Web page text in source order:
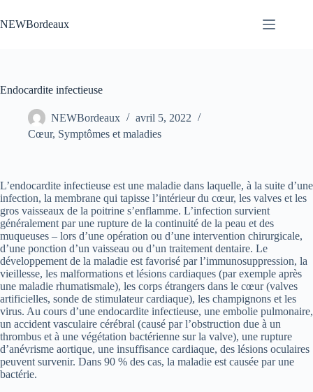
au
contenu
NEWBordeaux
Endocardite infectieuse
NEWBordeaux
avril 5, 2022
Cœur, Symptômes et maladies
L’endocardite infectieuse est une maladie dans laquelle, à la suite d’une
infection, la membrane qui tapisse l’intérieur du cœur, les valves et les
gros vaisseaux de la poitrine s’enflamme. L’infection survient
généralement par une rupture de la continuité de la peau et des
muqueuses – lors d’une opération ou d’une intervention chirurgicale,
d’une ponction d’un vaisseau ou d’un traitement dentaire. Le
développement de la maladie est favorisé par l’immunosuppression, la
vieillesse, les malformations et lésions cardiaques (par exemple après
une maladie rhumatismale), les corps étrangers dans le cœur (valves
artificielles, sonde de stimulateur cardiaque), les champignons et les
virus. Au cours d’une endocardite infectieuse, une embolie pulmonaire,
un accident vasculaire cérébral (causé par l’obstruction due à un
thrombus et à une végétation bactérienne sur la valve), une rupture
d’anévrisme aortique, une insuffisance cardiaque, des lésions oculaires
peuvent survenir. Dans 90 % des cas, la maladie est causée par une
bactérie.